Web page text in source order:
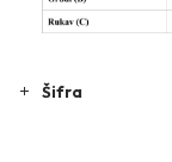
Šifra